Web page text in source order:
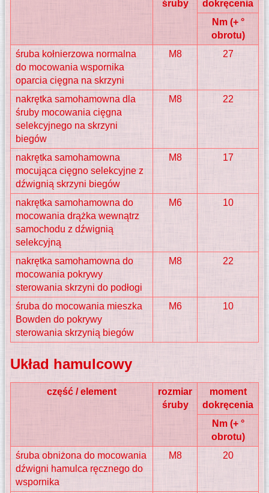
śruby
dokręcenia
Nm (+ °
obrotu)
śruba kołnierzowa normalna
do mocowania wspornika
oparcia cięgna na skrzyni
M8 27
nakrętka samohamowna dla
śruby mocowania cięgna
selekcyjnego na skrzyni
biegów
M8 22
nakrętka samohamowna
mocująca cięgno selekcyjne z
dźwignią skrzyni biegów
M8 17
nakrętka samohamowna do
mocowania drążka wewnątrz
samochodu z dźwignią
selekcyjną
M6 10
nakrętka samohamowna do
mocowania pokrywy
sterowania skrzyni do podłogi
M8 22
śruba do mocowania mieszka
Bowden do pokrywy
sterowania skrzynią biegów
M6 10
Układ hamulcowy
część / element
rozmiar
śruby
moment
dokręcenia
Nm (+ °
obrotu)
śruba obniżona do mocowania
dźwigni hamulca ręcznego do
wspornika
M8 20